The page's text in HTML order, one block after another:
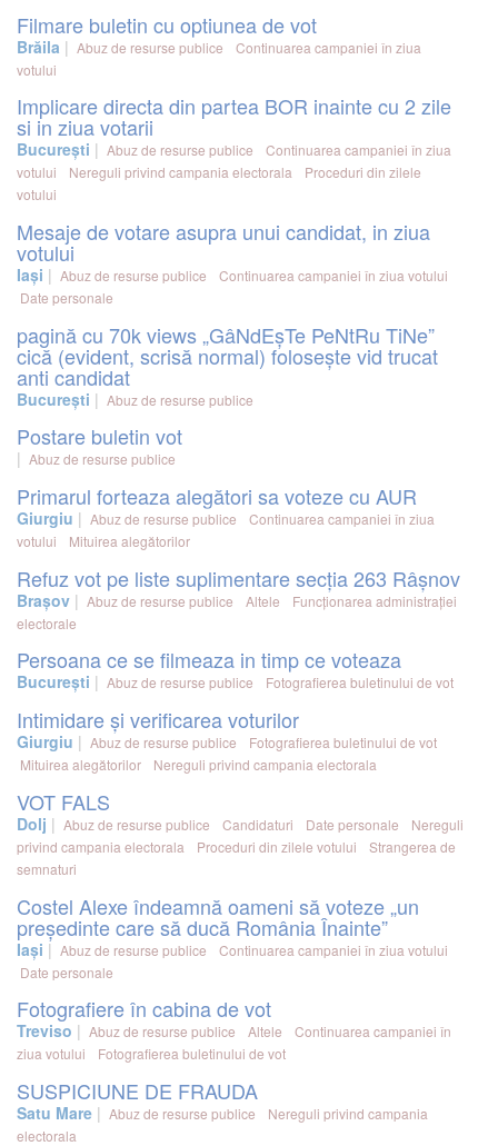
Filmare buletin cu optiunea de vot
Brăila Abuz de resurse publice
Continuarea campaniei în ziua
votului
Implicare directa din partea BOR inainte cu 2 zile
si in ziua votarii
București Abuz de resurse publice
Continuarea campaniei în ziua
votului
Nereguli privind campania electorala
Proceduri din zilele
votului
Mesaje de votare asupra unui candidat, in ziua
votului
Iași Abuz de resurse publice
Continuarea campaniei în ziua votului
Date personale
pagină cu 70k views „GâNdEșTe PeNtRu TiNe”
cică (evident, scrisă normal) folosește vid trucat
anti candidat
București Abuz de resurse publice
Postare buletin vot
Abuz de resurse publice
Primarul forteaza alegători sa voteze cu AUR
Giurgiu Abuz de resurse publice
Continuarea campaniei în ziua
votului
Mituirea alegătorilor
Refuz vot pe liste suplimentare secția 263 Râșnov
Brașov Abuz de resurse publice Altele
Funcționarea administrației
electorale
Persoana ce se filmeaza in timp ce voteaza
București Abuz de resurse publice Fotografierea buletinului de vot
Intimidare și verificarea voturilor
Giurgiu Abuz de resurse publice
Fotografierea buletinului de vot
Mituirea alegătorilor
Nereguli privind campania electorala
VOT FALS
Dolj Abuz de resurse publice Candidaturi Date personale
Nereguli
privind campania electorala
Proceduri din zilele votului
Strangerea de
semnaturi
Costel Alexe îndeamnă oameni să voteze „un
președinte care să ducă România Înainte”
Iași Abuz de resurse publice
Continuarea campaniei în ziua votului
Date personale
Fotografiere în cabina de vot
Treviso Abuz de resurse publice Altele
Continuarea campaniei în
ziua votului
Fotografierea buletinului de vot
SUSPICIUNE DE FRAUDA
Satu Mare Abuz de resurse publice
Nereguli privind campania
electorala